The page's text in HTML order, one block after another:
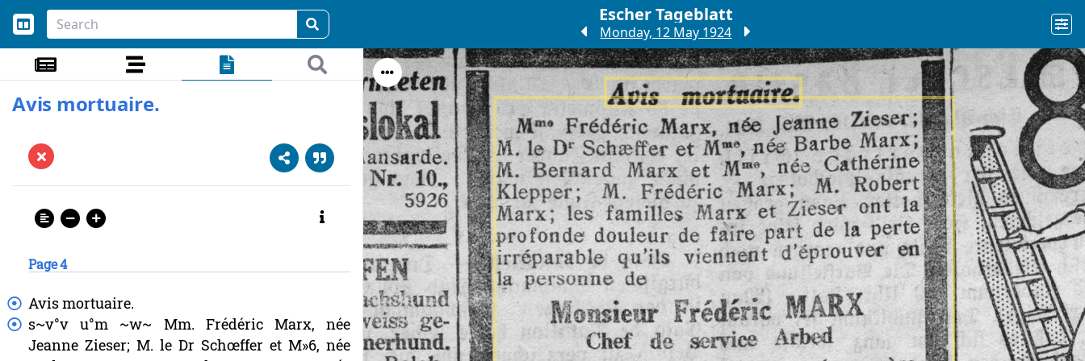
Escher Tageblatt
Monday, 12 May 1924
Avis mortuaire.
Page 4
Avismortuaire.
s~v°vu°m ~w~ Mm. Frédéric Marx,née
Jeanne Zieser; M. le Dr Schœffer et M»6, née